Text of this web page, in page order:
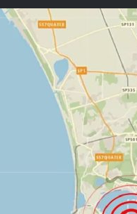
email